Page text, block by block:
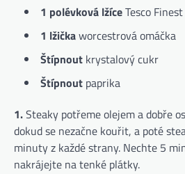
1 polévková lžíceTesco
1 lžičkaworcestrová omáčka
Štípnout krystalový cukr
Štípnout paprika
1.Steaky potřeme olejem a dobře
dokud se nezačne kouřit, a poté
minuty z každé strany. Nechte 5
nakrájejte na tenké plátky.